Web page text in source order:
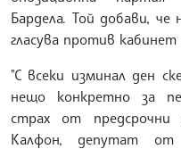
Бардела. Той добави,
гласува против
"С всеки изминал ден
нещо конкретно за
страх от предсрочни
Калфон, депутат от